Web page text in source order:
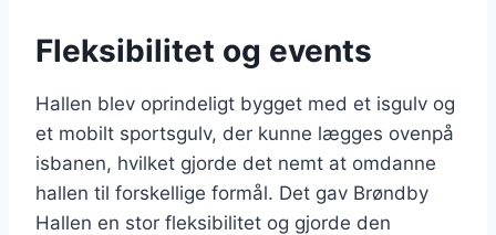
Fleksibilitet og events
Hallen blev oprindeligt bygget med et isgulv og
et mobilt sportsgulv, der kunne lægges ovenpå
isbanen, hvilket gjorde det nemt at omdanne
hallen til forskellige formål. Det gav Brøndby
Hallen en stor fleksibilitet og gjorde den